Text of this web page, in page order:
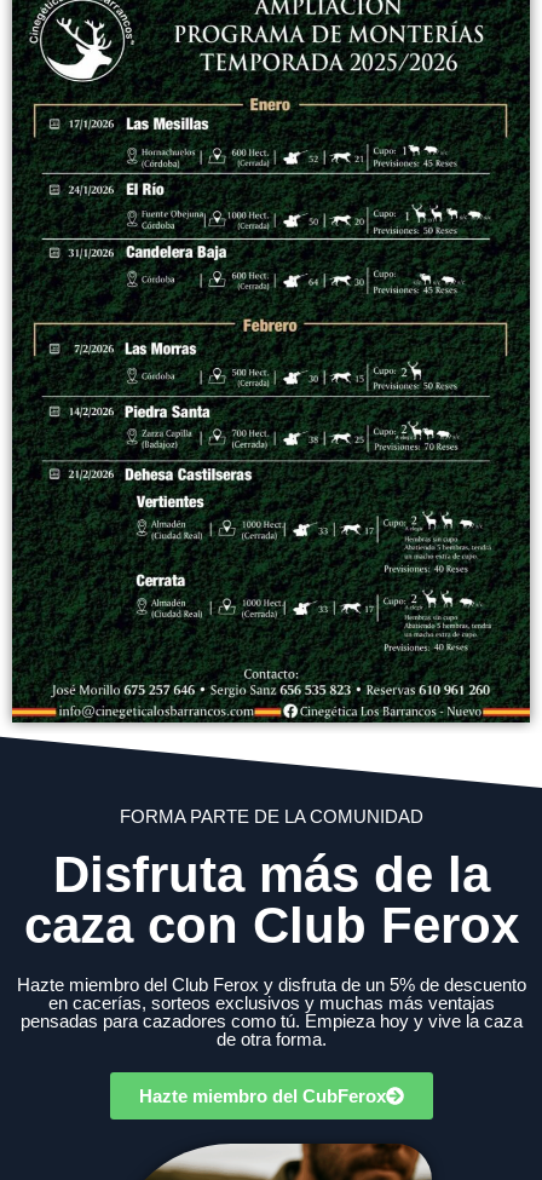
FORMA PARTE DE LA COMUNIDAD
Disfruta más de la
caza con Club Ferox
Hazte miembro del Club Ferox y disfruta de un 5% de descuento
en cacerías, sorteos exclusivos y muchas más ventajas
pensadas para cazadores como tú. Empieza hoy y vive la caza
de otra forma.
Hazte miembro del CubFerox